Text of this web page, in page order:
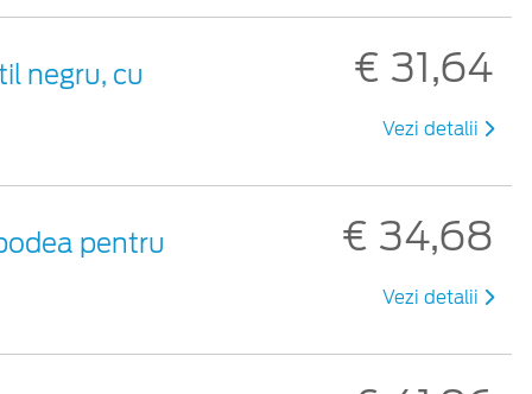
negru, cu
€ 31,64
Vezi detalii
pentru
€ 34,68
Vezi detalii